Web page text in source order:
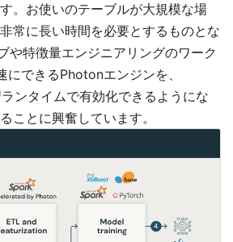
。お使いのテーブルが大規模な場
常に長い時間を必要とするものとな
や特徴量エンジニアリングのワーク
にできるPhotonエンジンを、
ンタイムで有効化できるようにな
ことに興奮しています。